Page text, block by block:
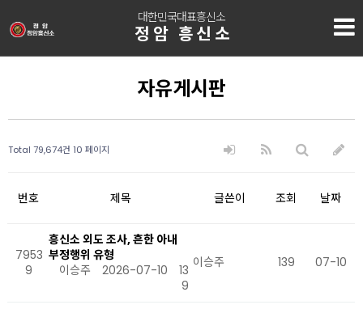
대한민국대표흥신소
정암 흥신소
자유게시판
Total 79,674건 10 페이지
번호 제목 글쓴이 조회 날짜
7953
9
흥신소 외도 조사, 흔한 아내
부정행위 유형
이승주
2026-07-10
13
9
이승주 139 07-10